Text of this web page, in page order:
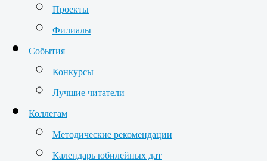
Проекты
Филиалы
События
Конкурсы
Лучшие читатели
Коллегам
Методические рекомендации
Календарь юбилейных дат